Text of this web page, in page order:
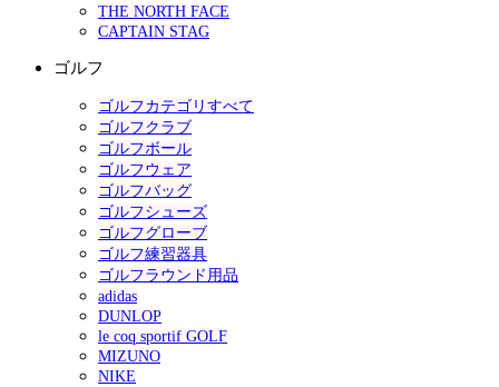
THE NORTH FACE
CAPTAIN STAG
ゴルフ
ゴルフカテゴリすべて
ゴルフクラブ
ゴルフボール
ゴルフウェア
ゴルフバッグ
ゴルフシューズ
ゴルフグローブ
ゴルフ練習器具
ゴルフラウンド用品
adidas
DUNLOP
le coq sportif GOLF
MIZUNO
NIKE